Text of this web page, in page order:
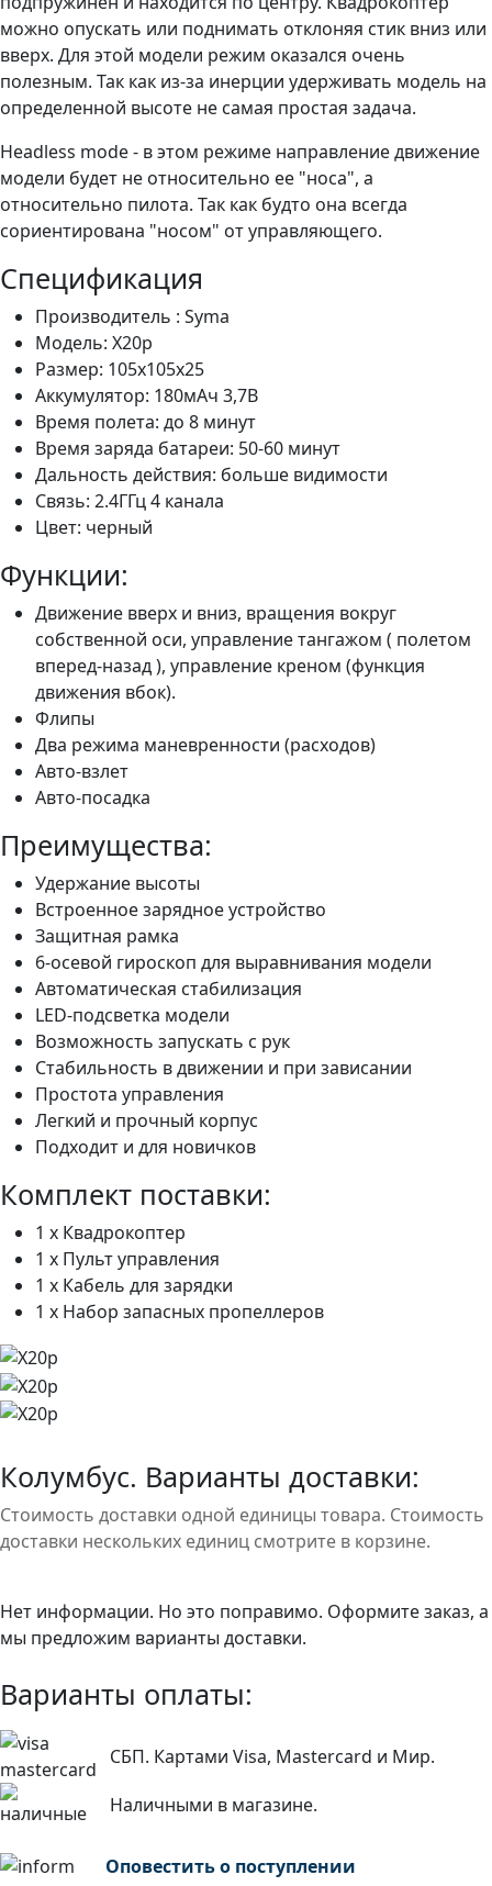
можно опускать или поднимать отклоняя стик вниз или
вверх. Для этой модели режим оказался очень
полезным. Так как из-за инерции удерживать модель на
определенной высоте не самая простая задача.
Headless mode - в этом режиме направление движение
модели будет не относительно ее "носа", а
относительно пилота. Так как будто она всегда
сориентирована "носом" от управляющего.
Спецификация
Производитель : Syma
Модель: X20p
Размер: 105х105х25
Аккумулятор: 180мАч 3,7В
Время полета: до 8 минут
Время заряда батареи: 50-60 минут
Дальность действия: больше видимости
Связь: 2.4ГГц 4 канала
Цвет: черный
Функции:
Движение вверх и вниз, вращения вокруг
собственной оси, управление тангажом ( полетом
вперед-назад ), управление креном (функция
движения вбок).
Флипы
Два режима маневренности (расходов)
Авто-взлет
Авто-посадка
Преимущества:
Удержание высоты
Встроенное зарядное устройство
Защитная рамка
6-осевой гироскоп для выравнивания модели
Автоматическая стабилизация
LED-подсветка модели
Возможность запускать с рук
Стабильность в движении и при зависании
Простота управления
Легкий и прочный корпус
Подходит и для новичков
Комплект поставки:
1 x Квадрокоптер
1 x Пульт управления
1 x Кабель для зарядки
1 x Набор запасных пропеллеров
Колумбус. Варианты доставки:
Стоимость доставки одной единицы товара. Стоимость
доставки нескольких единиц смотрите в корзине.
Нет информации. Но это поправимо. Оформите заказ, а
мы предложим варианты доставки.
Варианты оплаты:
СБП. Картами Visa, Mastercard и Мир.
Наличными в магазине.
Оповестить о поступлении